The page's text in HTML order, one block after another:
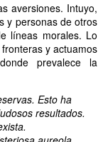
aversiones. Intuyo,
y personas de otros
líneas morales. Lo
y actuamos
prevalece la
Esto ha
resultados.